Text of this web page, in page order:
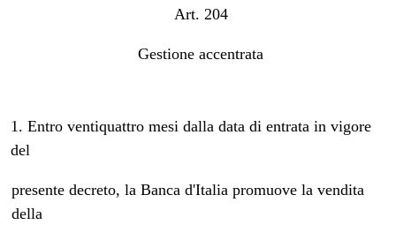
Art. 204
Gestione accentrata
1. Entro ventiquattro mesi dalla data di entrata in vigore
del
presente decreto, la Banca d'Italia promuove la vendita
della